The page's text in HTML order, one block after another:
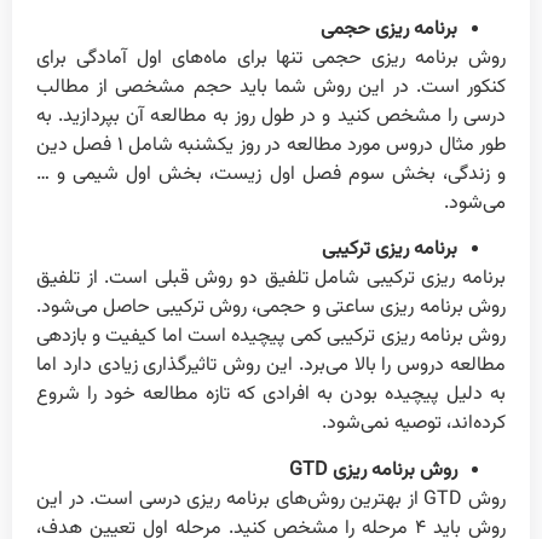
برنامه ریزی حجمی
روش برنامه ریزی حجمی تنها برای ماه‌های اول آمادگی برای
کنکور است. در این روش شما باید حجم مشخصی از مطالب
درسی را مشخص کنید و در طول روز به مطالعه آن بپردازید. به
طور مثال دروس مورد مطالعه در روز یکشنبه شامل ۱ فصل دین
و زندگی، بخش سوم فصل اول زیست، بخش اول شیمی و …
می‌شود.
برنامه ریزی ترکیبی
برنامه ریزی ترکیبی شامل تلفیق دو روش قبلی است. از تلفیق
روش برنامه ریزی ساعتی و حجمی، روش ترکیبی حاصل می‌شود.
روش برنامه ریزی ترکیبی کمی پیچیده است اما کیفیت و بازدهی
مطالعه دروس را بالا می‌برد. این روش تاثیرگذاری زیادی دارد اما
به دلیل پیچیده بودن به افرادی که تازه مطالعه خود را شروع
کرده‌اند، توصیه نمی‌شود.
روش برنامه ریزی GTD
روش GTD از بهترین روش‌های برنامه ریزی درسی است. در این
روش باید ۴ مرحله را مشخص کنید. مرحله اول تعیین هدف،